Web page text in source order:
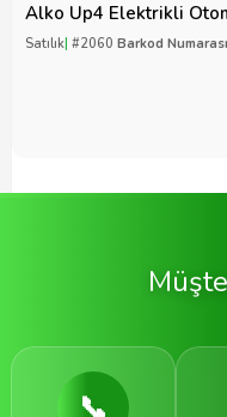
Alko Up4 Elektrikli
Satılık| #2060 Barkod
📞